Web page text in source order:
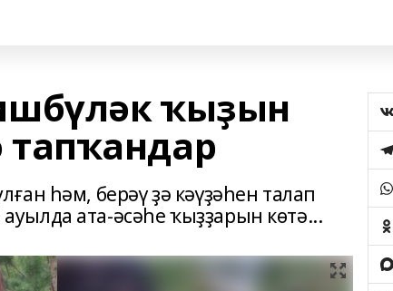
ҡыҙын
тапҡандар
һәм, берәү ҙә кәүҙәһен талап
ата-әсәһе ҡыҙҙарын көтә...